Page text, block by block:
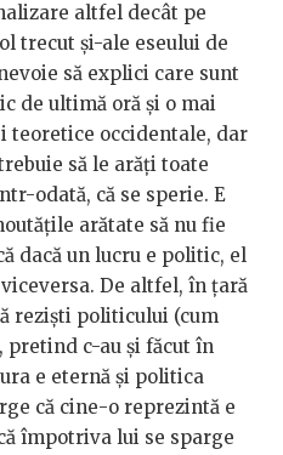
altfel decât pe
trecut și-ale eseului de
să explici care sunt
de ultimă oră și o mai
teoretice occidentale, dar
să le arăți toate
odată, că se sperie. E
arătate să nu fie
dacă un lucru e politic, el
De altfel, în țară
reziști politicului (cum
c-au și făcut în
e eternă și politica
că cine-o reprezintă e
împotriva lui se sparge